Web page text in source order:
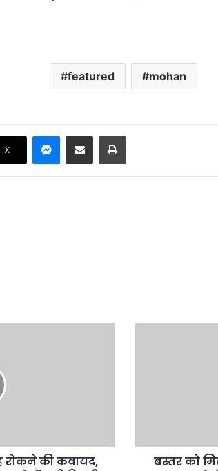
featured mohan
X
Messenger
Share via Email Print
रोकने की कवायद,
खुलने
बस्तर को